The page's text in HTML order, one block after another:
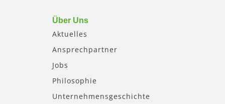
Über Uns
Aktuelles
Ansprechpartner
Jobs
Philosophie
Unternehmensgeschichte